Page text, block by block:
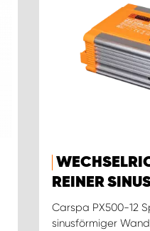
REINER
Carspa PX500-12
sinusförmiger